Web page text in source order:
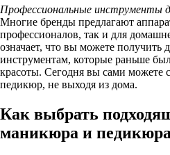
Профессиональные инструменты
Многие бренды предлагают
профессионалов, так и для
означает, что вы можете получить
инструментам, которые раньше
красоты. Сегодня вы сами можете
педикюр, не выходя из дома.
Как выбрать
маникюра и